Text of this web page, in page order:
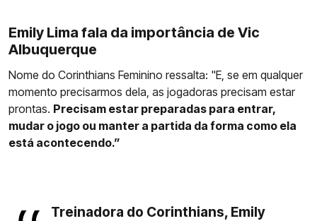
Emily Lima fala da importância de Vic
Albuquerque
Nome do Corinthians Feminino ressalta: "E, se em qualquer
momento precisarmos dela, as jogadoras precisam estar
prontas. Precisam estar preparadas para entrar,
mudar o jogo ou manter a partida da forma como ela
está acontecendo.”
Treinadora do Corinthians, Emily